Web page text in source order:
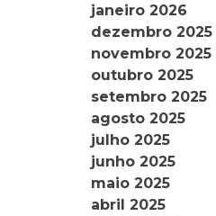
janeiro 2026
dezembro 2025
novembro 2025
outubro 2025
setembro 2025
agosto 2025
julho 2025
junho 2025
maio 2025
abril 2025